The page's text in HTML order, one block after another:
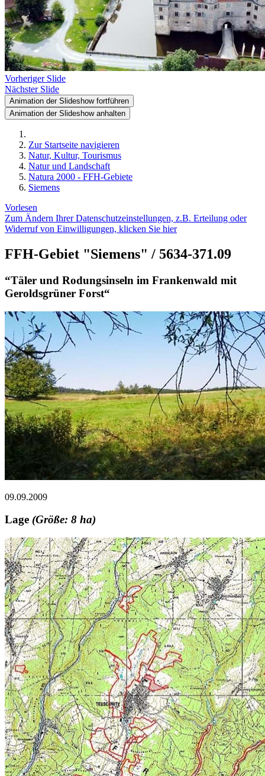
Vorheriger Slide
Nächster Slide
Animation der Slideshow fortführen
Animation der Slideshow anhalten
Zur Startseite navigieren
Natur, Kultur, Tourismus
Natur und Landschaft
Natura 2000 - FFH-Gebiete
Siemens
Vorlesen
Zum Ändern Ihrer Datenschutzeinstellungen, z.B. Erteilung oder
Widerruf von Einwilligungen, klicken Sie hier
FFH-Gebiet "Siemens" / 5634-371.09
“Täler und Rodungsinseln im Frankenwald mit
Geroldsgrüner Forst“
09.09.2009
Lage (Größe: 8 ha)